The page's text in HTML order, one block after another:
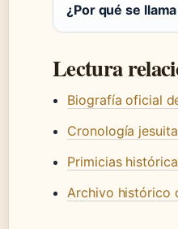
¿Por qué se
Lectura
Biografía oficial
Cronología
Primicias
Archivo histórico